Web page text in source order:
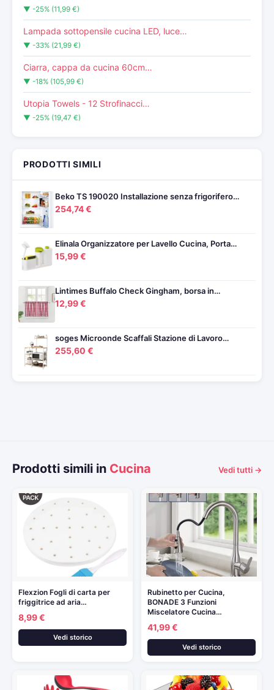
▼ -25% (11,99 €)
Lampada sottopensile cucina LED, luce…
▼ -33% (21,99 €)
Ciarra, cappa da cucina 60cm…
▼ -18% (105,99 €)
Utopia Towels - 12 Strofinacci…
▼ -25% (19,47 €)
PRODOTTI SIMILI
Beko TS 190020 Installazione senza frigorifero…
254,74 €
Elinala Organizzatore per Lavello Cucina, Porta…
15,99 €
Lintimes Buffalo Check Gingham, borsa in…
12,99 €
soges Microonde Scaffali Stazione di Lavoro…
255,60 €
Prodotti simili in Cucina Vedi tutti →
Flexzion Fogli di carta per
friggitrice ad aria…
8,99 €
Vedi storico
Rubinetto per Cucina,
BONADE 3 Funzioni
Miscelatore Cucina…
41,99 €
Vedi storico